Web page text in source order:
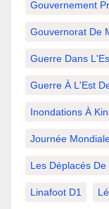
Gouvernement
Gouvernorat De
Guerre Dans
Guerre À L'Est
Inondations À
Journée
Les Déplacés De
Linafoot D1